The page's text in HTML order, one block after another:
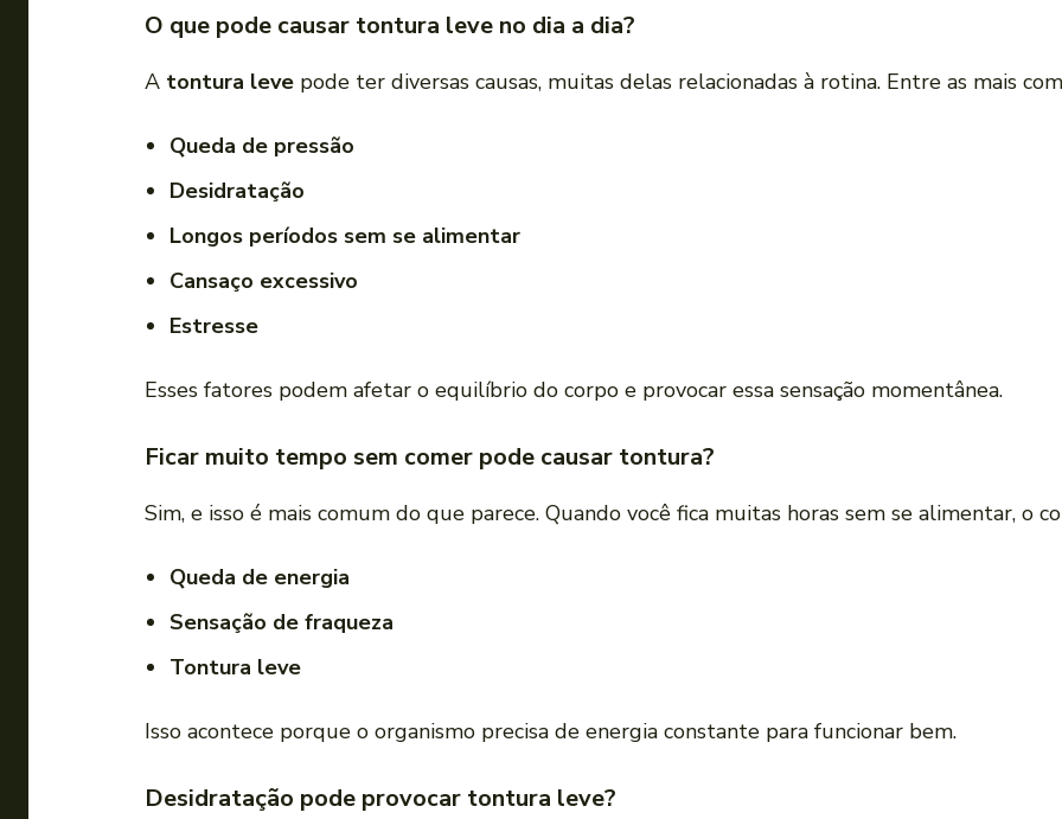
O que pode causar tontura leve no dia a dia?
A tontura leve pode ter diversas causas, muitas delas relacionadas à rotina. Entre as mais
Queda de pressão
Desidratação
Longos períodos sem se alimentar
Cansaço excessivo
Estresse
Esses fatores podem afetar o equilíbrio do corpo e provocar essa sensação momentânea.
Ficar muito tempo sem comer pode causar tontura?
Sim, e isso é mais comum do que parece. Quando você fica muitas horas sem se alimentar, o
Queda de energia
Sensação de fraqueza
Tontura leve
Isso acontece porque o organismo precisa de energia constante para funcionar bem.
Desidratação pode provocar tontura leve?